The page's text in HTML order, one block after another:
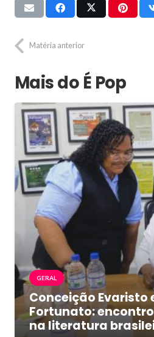
Matéria anterior
Mais do É Pop
GERAL
Conceição Evaristo
Fortunato:
na literatura